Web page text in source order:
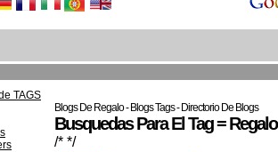
TAGS
Blogs De Regalo - Blogs Tags - Directorio De Blogs
Busquedas Para El Tag = Regalo
/* */